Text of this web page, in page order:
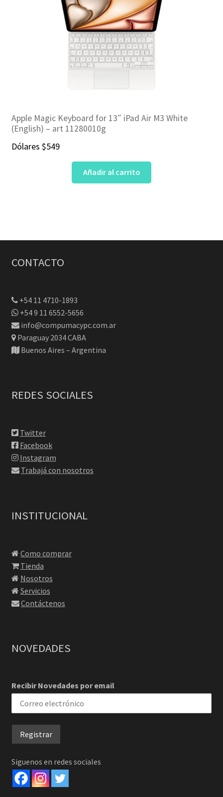
Apple Magic Keyboard for 13″ iPad Air M3 White
(English) – art 11280010g
Dólares $549
Añadir al carrito
CONTACTO
+54 11 4710-1893
+54 9 11 6552-5656
info@compumacypc.com.ar
Paraguay 2034 CABA
Buenos Aires – Argentina
REDES SOCIALES
Twitter
Facebook
Instagram
Trabajá con nosotros
INSTITUCIONAL
Como comprar
Tienda
Nosotros
Servicios
Contáctenos
NOVEDADES
Recibir Novedades por email
Siguenos en redes sociales